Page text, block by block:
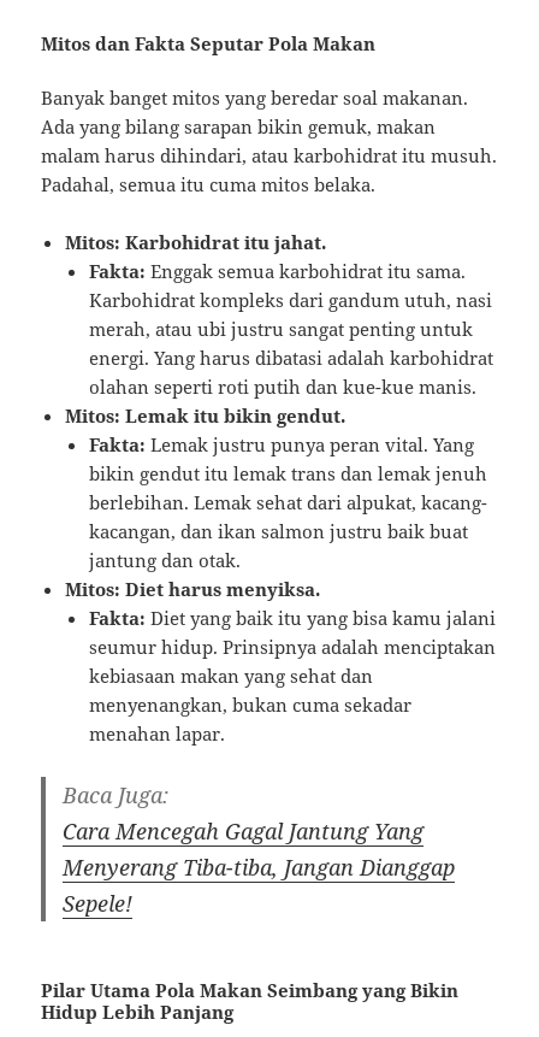
Mitos dan Fakta Seputar Pola Makan
Banyak banget mitos yang beredar soal makanan.
Ada yang bilang sarapan bikin gemuk, makan
malam harus dihindari, atau karbohidrat itu musuh.
Padahal, semua itu cuma mitos belaka.
Mitos: Karbohidrat itu jahat.
Fakta: Enggak semua karbohidrat itu sama.
Karbohidrat kompleks dari gandum utuh, nasi
merah, atau ubi justru sangat penting untuk
energi. Yang harus dibatasi adalah karbohidrat
olahan seperti roti putih dan kue-kue manis.
Mitos: Lemak itu bikin gendut.
Fakta: Lemak justru punya peran vital. Yang
bikin gendut itu lemak trans dan lemak jenuh
berlebihan. Lemak sehat dari alpukat, kacang-
kacangan, dan ikan salmon justru baik buat
jantung dan otak.
Mitos: Diet harus menyiksa.
Fakta: Diet yang baik itu yang bisa kamu jalani
seumur hidup. Prinsipnya adalah menciptakan
kebiasaan makan yang sehat dan
menyenangkan, bukan cuma sekadar
menahan lapar.
Baca Juga:
Cara Mencegah Gagal Jantung Yang
Menyerang Tiba-tiba, Jangan Dianggap
Sepele!
Pilar Utama Pola Makan Seimbang yang Bikin
Hidup Lebih Panjang